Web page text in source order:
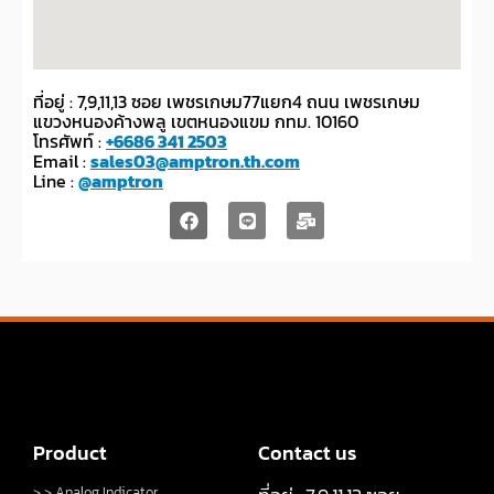
ที่อยู่ : 7,9,11,13 ซอย เพชรเกษม77แยก4 ถนน เพชรเกษม
แขวงหนองค้างพลู เขตหนองแขม กทม. 10160
โทรศัพท์ :+6686 341 2503
Email :sales03@amptron.th.com
Line :@amptron
Product
Contact us